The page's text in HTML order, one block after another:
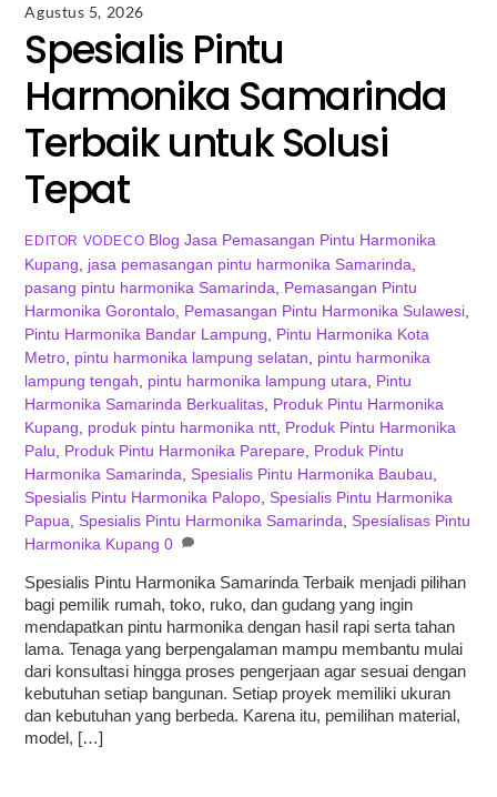
Agustus 5, 2026
Spesialis Pintu
Harmonika Samarinda
Terbaik untuk Solusi
Tepat
EDITOR VODECO Blog Jasa Pemasangan Pintu Harmonika
Kupang, jasa pemasangan pintu harmonika Samarinda,
pasang pintu harmonika Samarinda, Pemasangan Pintu
Harmonika Gorontalo, Pemasangan Pintu Harmonika Sulawesi,
Pintu Harmonika Bandar Lampung, Pintu Harmonika Kota
Metro, pintu harmonika lampung selatan, pintu harmonika
lampung tengah, pintu harmonika lampung utara, Pintu
Harmonika Samarinda Berkualitas, Produk Pintu Harmonika
Kupang, produk pintu harmonika ntt, Produk Pintu Harmonika
Palu, Produk Pintu Harmonika Parepare, Produk Pintu
Harmonika Samarinda,Spesialis Pintu Harmonika Baubau,
Spesialis Pintu Harmonika Palopo,Spesialis Pintu Harmonika
Papua,Spesialis Pintu Harmonika Samarinda,Spesialisas Pintu
Harmonika Kupang 0
Spesialis Pintu Harmonika Samarinda Terbaik menjadi pilihan
bagi pemilik rumah, toko, ruko, dan gudang yang ingin
mendapatkan pintu harmonika dengan hasil rapi serta tahan
lama. Tenaga yang berpengalaman mampu membantu mulai
dari konsultasi hingga proses pengerjaan agar sesuai dengan
kebutuhan setiap bangunan. Setiap proyek memiliki ukuran
dan kebutuhan yang berbeda. Karena itu, pemilihan material,
model, […]